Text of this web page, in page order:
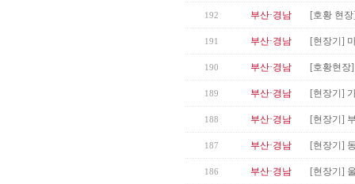
192 부산·경남 [호황 현
191 부산·경남 [현장기]
190 부산·경남 [호황현장
189 부산·경남 [현장기]
188 부산·경남 [현장기]
187 부산·경남 [현장기]
186 부산·경남 [현장기]